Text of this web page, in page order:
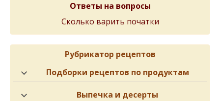
Ответы на вопросы
Сколько варить початки
Рубрикатор рецептов
Подборки рецептов по продуктам
Выпечка и десерты